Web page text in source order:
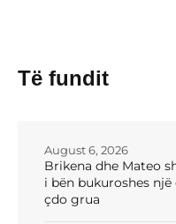
Të fundit
Brikena dhe Mateo
i bën bukuroshes
çdo grua
August 6, 2026